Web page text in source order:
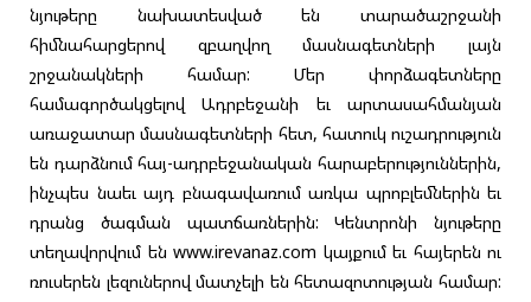
նյութերը նախատեսված են տարածաշրջանի
հիմնահարցերով զբաղվող մասնագետների լայն
շրջանակների համար: Մեր փորձագետները
համագործակցելով Ադրբեջանի եւ արտասահմանյան
առաջատար մասնագետների հետ, հատուկ ուշադրություն
են դարձնում հայ-ադրբեջանական հարաբերություններին,
ինչպես նաեւ այդ բնագավառում առկա պրոբլեմներին եւ
դրանց ծագման պատճառներին: Կենտրոնի նյութերը
տեղավորվում են www.irevanaz.com կայքում եւ հայերեն ու
ռուսերեն լեզուներով մատչելի են հետազոտության համար: